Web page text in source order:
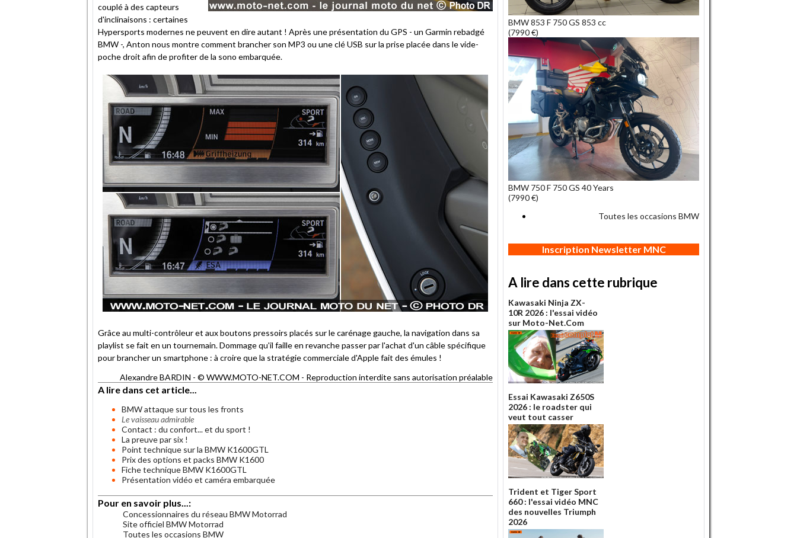
couplé à des capteurs
d'inclinaisons : certaines
Hypersports modernes ne peuvent en dire autant ! Après une présentation du GPS - un Garmin rebadgé
BMW -, Anton nous montre comment brancher son MP3 ou une clé USB sur la prise placée dans le vide-
poche droit afin de profiter de la sono embarquée.
Grâce au multi-contrôleur et aux boutons pressoirs placés sur le carénage gauche, la navigation dans sa
playlist se fait en un tournemain. Dommage qu'il faille en revanche passer par l'achat d'un câble spécifique
pour brancher un smartphone : à croire que la stratégie commerciale d'Apple fait des émules !
Alexandre BARDIN - © WWW.MOTO-NET.COM - Reproduction interdite sans autorisation préalable
A lire dans cet article...
BMW attaque sur tous les fronts
Le vaisseau admirable
Contact : du confort... et du sport !
La preuve par six !
Point technique sur la BMW K1600GTL
Prix des options et packs BMW K1600
Fiche technique BMW K1600GTL
Présentation vidéo et caméra embarquée
Pour en savoir plus...:
Concessionnaires du réseau BMW Motorrad
Site officiel BMW Motorrad
Toutes les occasions BMW
BMW 853 F 750 GS 853 cc
(7990 €)
BMW 750 F 750 GS 40 Years
(7990 €)
Toutes les occasions BMW
Inscription Newsletter MNC
A lire dans cette rubrique
Kawasaki Ninja ZX-
10R 2026 : l'essai vidéo
sur Moto-Net.Com
Essai Kawasaki Z650S
2026 : le roadster qui
veut tout casser
Trident et Tiger Sport
660 : l'essai vidéo MNC
des nouvelles Triumph
2026